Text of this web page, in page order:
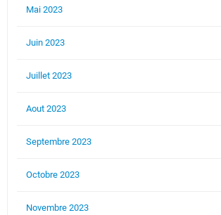
Mai 2023
Juin 2023
Juillet 2023
Aout 2023
Septembre 2023
Octobre 2023
Novembre 2023